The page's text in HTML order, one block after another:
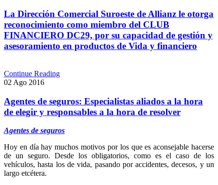
La Dirección Comercial Suroeste de Allianz le otorga
reconocimiento como miembro del CLUB
FINANCIERO DC29, por su capacidad de gestión y
asesoramiento en productos de Vida y financiero
Continue Reading
02 Ago 2016
Agentes de seguros: Especialistas aliados a la hora
de elegir y responsables a la hora de resolver
Agentes de seguros
Hoy en día hay muchos motivos por los que es aconsejable hacerse
de un seguro. Desde los obligatorios, como es el caso de los
vehículos, hasta los de vida, pasando por accidentes, decesos, y un
largo etcétera.